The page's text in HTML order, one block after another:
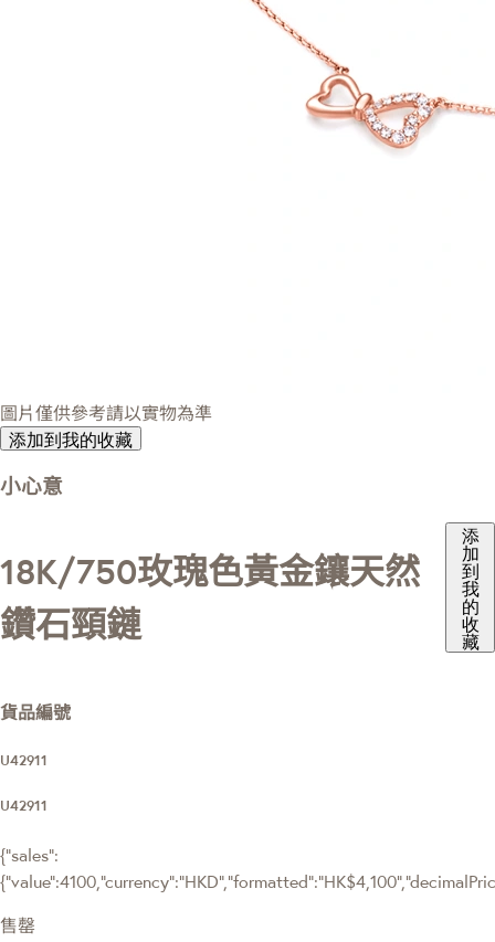
圖片僅供參考請以實物為準
添加到我的收藏
小心意
18K/750玫瑰色黃金鑲天然
鑽石頸鏈
添
加
到
我
的
收
藏
貨品編號
U42911
U42911
{"sales":
售罄